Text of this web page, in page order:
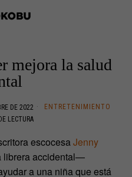
mejora la salud
DE 2022
ENTRETENIMIENTO
LECTURA
escocesaJenny
librera accidental—
a una niña que está